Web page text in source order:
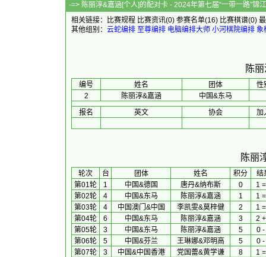
-=> 陈丽淳&嘉涵[个人]的配对卡 - 2024年第七届“一带一
相关链接：
比赛规程 比赛资讯(0) 参赛名单(16) 比赛棋谱(0)
其他组别： 云蛇编排 至尊编排 电脑编排大师 小河棋院编排 象
陈
编号 姓名 团体
性
2
陈丽淳&嘉涵
中国&东马
报名
英文 协会 加
陈丽
轮次 台 团体 姓名 积分
结
第01轮
1 中国&德国 唐丹&纳布斯 0
1
第02轮
4 中国&东马 陈丽淳&嘉涵 1
1
第03轮
4 中国澳门&中国 李凯雯&莫梓健 2
1
第04轮
6 中国&东马 陈丽淳&嘉涵 3
2
第05轮
3 中国&东马 陈丽淳&嘉涵 5
0
第06轮
5 中国&芬兰 王琳娜&邓明高 5
0
第07轮
3 中国&中国香港 党国蕾&黄学谦 8
1